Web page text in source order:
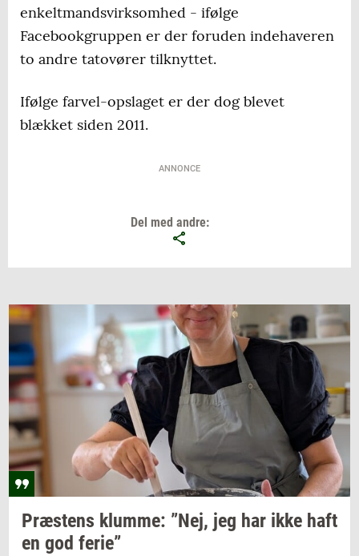
enkeltmandsvirksomhed - ifølge
Facebookgruppen er der foruden indehaveren
to andre tatovører tilknyttet.
Ifølge farvel-opslaget er der dog blevet
blækket siden 2011.
ANNONCE
Del med andre:
Præ­stens klum­me: ”Nej, jeg har ikke haft
en god ferie”